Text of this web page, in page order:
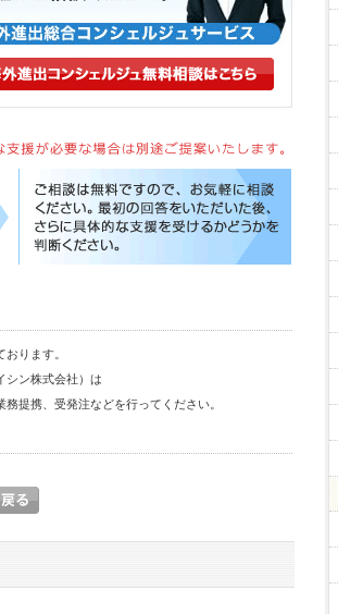
ります。
シン株式会社）は
提携、受発注などを行ってください。